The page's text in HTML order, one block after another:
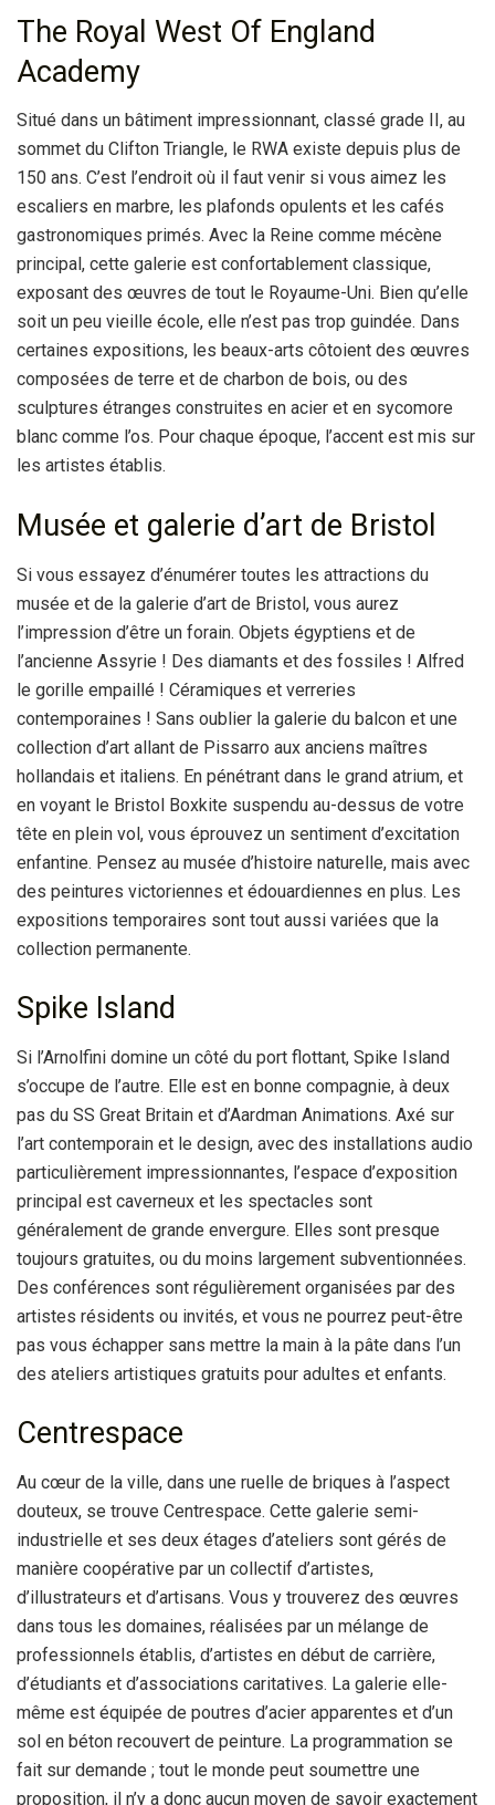
The Royal West Of England
Academy
Situé dans un bâtiment impressionnant, classé grade II, au
sommet du Clifton Triangle, le RWA existe depuis plus de
150 ans. C’est l’endroit où il faut venir si vous aimez les
escaliers en marbre, les plafonds opulents et les cafés
gastronomiques primés. Avec la Reine comme mécène
principal, cette galerie est confortablement classique,
exposant des œuvres de tout le Royaume-Uni. Bien qu’elle
soit un peu vieille école, elle n’est pas trop guindée. Dans
certaines expositions, les beaux-arts côtoient des œuvres
composées de terre et de charbon de bois, ou des
sculptures étranges construites en acier et en sycomore
blanc comme l’os. Pour chaque époque, l’accent est mis sur
les artistes établis.
Musée et galerie d’art de Bristol
Si vous essayez d’énumérer toutes les attractions du
musée et de la galerie d’art de Bristol, vous aurez
l’impression d’être un forain. Objets égyptiens et de
l’ancienne Assyrie ! Des diamants et des fossiles ! Alfred
le gorille empaillé ! Céramiques et verreries
contemporaines ! Sans oublier la galerie du balcon et une
collection d’art allant de Pissarro aux anciens maîtres
hollandais et italiens. En pénétrant dans le grand atrium, et
en voyant le Bristol Boxkite suspendu au-dessus de votre
tête en plein vol, vous éprouvez un sentiment d’excitation
enfantine. Pensez au musée d’histoire naturelle, mais avec
des peintures victoriennes et édouardiennes en plus. Les
expositions temporaires sont tout aussi variées que la
collection permanente.
Spike Island
Si l’Arnolfini domine un côté du port flottant, Spike Island
s’occupe de l’autre. Elle est en bonne compagnie, à deux
pas du SS Great Britain et d’Aardman Animations. Axé sur
l’art contemporain et le design, avec des installations audio
particulièrement impressionnantes, l’espace d’exposition
principal est caverneux et les spectacles sont
généralement de grande envergure. Elles sont presque
toujours gratuites, ou du moins largement subventionnées.
Des conférences sont régulièrement organisées par des
artistes résidents ou invités, et vous ne pourrez peut-être
pas vous échapper sans mettre la main à la pâte dans l’un
des ateliers artistiques gratuits pour adultes et enfants.
Centrespace
Au cœur de la ville, dans une ruelle de briques à l’aspect
douteux, se trouve Centrespace. Cette galerie semi-
industrielle et ses deux étages d’ateliers sont gérés de
manière coopérative par un collectif d’artistes,
d’illustrateurs et d’artisans. Vous y trouverez des œuvres
dans tous les domaines, réalisées par un mélange de
professionnels établis, d’artistes en début de carrière,
d’étudiants et d’associations caritatives. La galerie elle-
même est équipée de poutres d’acier apparentes et d’un
sol en béton recouvert de peinture. La programmation se
fait sur demande ; tout le monde peut soumettre une
proposition, il n’y a donc aucun moyen de savoir exactement